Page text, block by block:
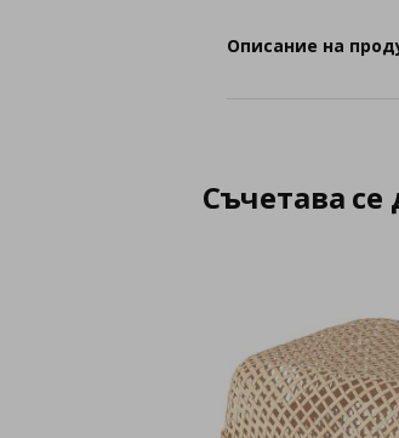
Описание на
Съчетава се